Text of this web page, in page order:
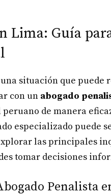
Lima: Guía
situación que puede
con un abogado
de manera
especializado puede
las principales
tomar decisiones
Penalista